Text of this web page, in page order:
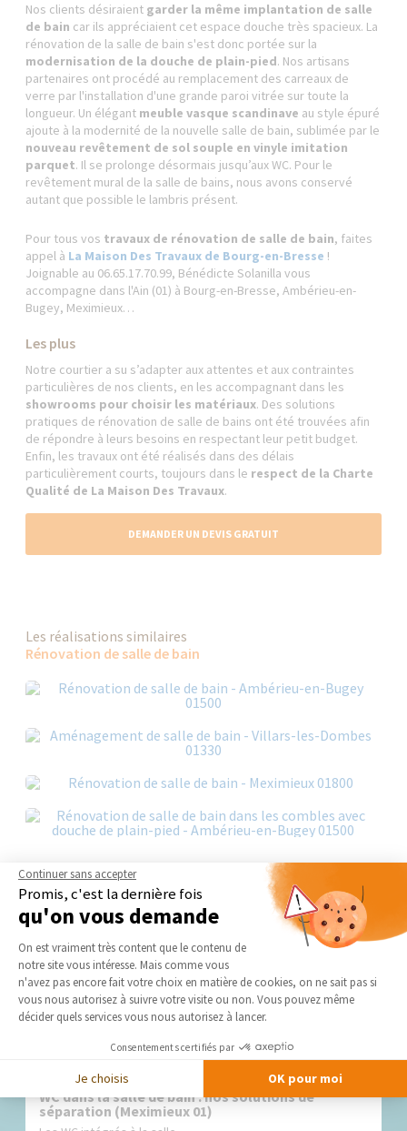
Nos clients désiraient garder la même implantation de salle
de bain car ils appréciaient cet espace douche très spacieux. La
rénovation de la salle de bain s'est donc portée sur la
modernisation de la douche de plain-pied. Nos artisans
partenaires ont procédé au remplacement des carreaux de
verre par l'installation d'une grande paroi vitrée sur toute la
longueur. Un élégant meuble vasque scandinave au style épuré
ajoute à la modernité de la nouvelle salle de bain, sublimée par le
nouveau revêtement de sol souple en vinyle imitation
parquet. Il se prolonge désormais jusqu’aux WC. Pour le
revêtement mural de la salle de bains, nous avons conservé
autant que possible le lambris présent.
Pour tous vos travaux de rénovation de salle de bain, faites
appel à La Maison Des Travaux de Bourg-en-Bresse !
Joignable au 06.65.17.70.99, Bénédicte Solanilla vous
accompagne dans l'Ain (01) à Bourg-en-Bresse, Ambérieu-en-
Bugey, Meximieux…
Les plus
Notre courtier a su s’adapter aux attentes et aux contraintes
particulières de nos clients, en les accompagnant dans les
showrooms pour choisir les matériaux. Des solutions
pratiques de rénovation de salle de bains ont été trouvées afin
de répondre à leurs besoins en respectant leur petit budget.
Enfin, les travaux ont été réalisés dans des délais
particulièrement courts, toujours dans le respect de la Charte
Qualité de La Maison Des Travaux.
DEMANDER UN DEVIS GRATUIT
Les réalisations similaires
Rénovation de salle de bain
Nos derniers conseils et actus
WC dans la salle de bain : nos solutions de
séparation (Meximieux 01)
Continuer sans accepter
Promis, c'est la dernière fois
qu'on vous demande
Plateforme de Gestion du
On est vraiment très content que le contenu de
notre site vous intéresse. Mais comme vous
n'avez pas encore fait votre choix en matière de cookies, on ne sait pas si
vous nous autorisez à suivre votre visite ou non. Vous pouvez même
décider quels services vous nous autorisez à lancer.
Consentements certifiés par
Je choisis OK pour moi
Axeptio consent